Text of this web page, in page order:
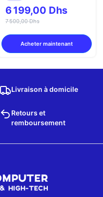
6 199,00 Dhs
7 500,00 Dhs
Acheter maintenant
Livraison à domicile
Retours et
remboursement